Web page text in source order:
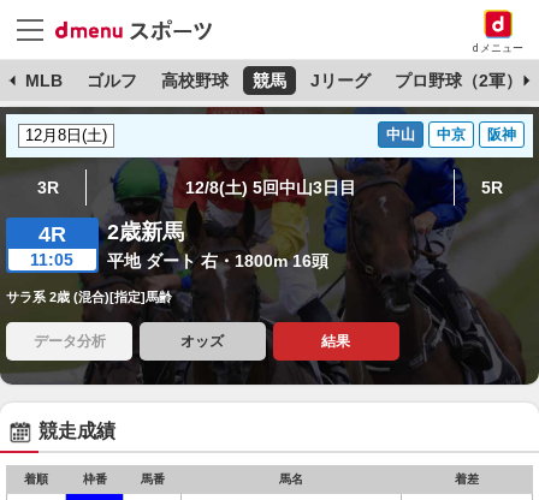
dメニュー
MLB ゴルフ 高校野球 競馬 Jリーグ プロ野球（2軍）
中山 中京 阪神
3R 12/8(土) 5回中山3日目 5R
4R
11:05
2歳新馬
平地 ダート 右・1800m 16頭
サラ系 2歳 (混合)[指定]馬齢
データ分析 オッズ 結果
競走成績
着順 枠番 馬番 馬名 着差